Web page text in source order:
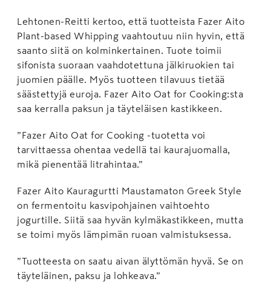
Lehtonen-Reitti kertoo, että tuotteista Fazer Aito
Plant-based Whipping vaahtoutuu niin hyvin, että
saanto siitä on kolminkertainen. Tuote toimii
sifonista suoraan vaahdotettuna jälkiruokien tai
juomien päälle. Myös tuotteen tilavuus tietää
säästettyjä euroja. Fazer Aito Oat for Cooking:sta
saa kerralla paksun ja täyteläisen kastikkeen.
”Fazer Aito Oat for Cooking -tuotetta voi
tarvittaessa ohentaa vedellä tai kaurajuomalla,
mikä pienentää litrahintaa.”
Fazer Aito Kauragurtti Maustamaton Greek Style
on fermentoitu kasvipohjainen vaihtoehto
jogurtille. Siitä saa hyvän kylmäkastikkeen, mutta
se toimi myös lämpimän ruoan valmistuksessa.
”Tuotteesta on saatu aivan älyttömän hyvä. Se on
täyteläinen, paksu ja lohkeava.”